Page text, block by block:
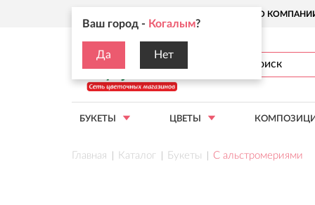
Ваш город - Когалым?
Да Нет
О
БУКЕТЫ ЦВЕТЫ
Главная Каталог Букеты С альстромериями